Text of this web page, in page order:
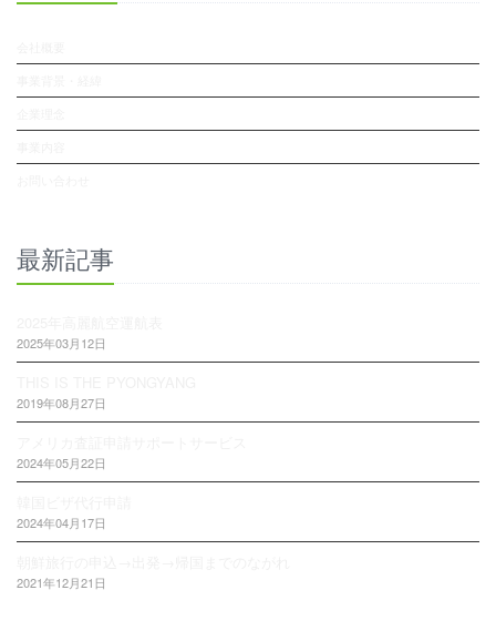
最新記事
2025年03月12日
2019年08月27日
2024年05月22日
2024年04月17日
2021年12月21日